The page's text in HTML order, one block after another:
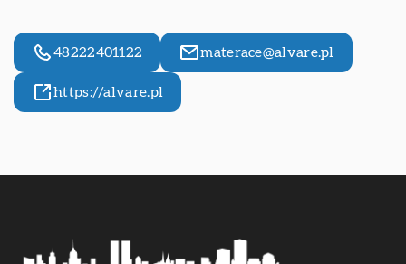
48222401122 materace@alvare.pl
https://alvare.pl